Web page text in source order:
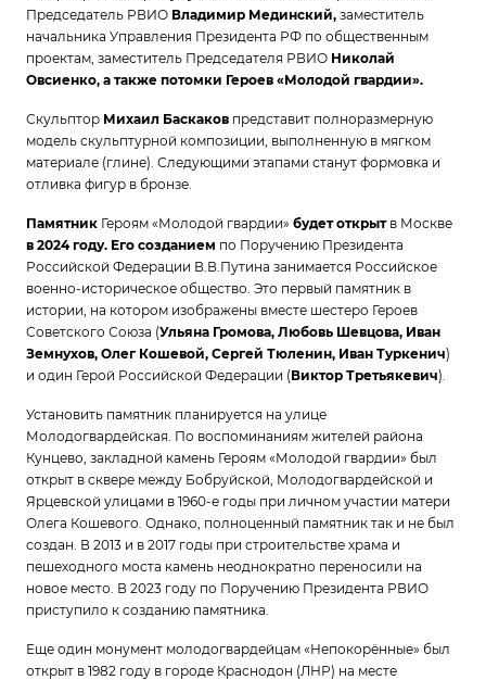
Председатель РВИО Владимир Мединский, заместитель
начальника Управления Президента РФ по общественным
проектам, заместитель Председателя РВИО Николай
Овсиенко, а также потомки Героев «Молодой гвардии».
Скульптор Михаил Баскаков представит полноразмерную
модель скульптурной композиции, выполненную в мягком
материале (глине). Следующими этапами станут формовка и
отливка фигур в бронзе.
Памятник Героям «Молодой гвардии» будет открыт в Москве
в 2024 году. Его созданием по Поручению Президента
Российской Федерации В.В.Путина занимается Российское
военно-историческое общество. Это первый памятник в
истории, на котором изображены вместе шестеро Героев
Советского Союза (Ульяна Громова, Любовь Шевцова, Иван
Земнухов, Олег Кошевой, Сергей Тюленин, Иван Туркенич)
и один Герой Российской Федерации (Виктор Третьякевич).
Установить памятник планируется на улице
Молодогвардейская. По воспоминаниям жителей района
Кунцево, закладной камень Героям «Молодой гвардии» был
открыт в сквере между Бобруйской, Молодогвардейской и
Ярцевской улицами в 1960-е годы при личном участии матери
Олега Кошевого. Однако, полноценный памятник так и не был
создан. В 2013 и в 2017 годы при строительстве храма и
пешеходного моста камень неоднократно переносили на
новое место. В 2023 году по Поручению Президента РВИО
приступило к созданию памятника.
Еще один монумент молодогвардейцам «Непокорённые» был
открыт в 1982 году в городе Краснодон (ЛНР) на месте